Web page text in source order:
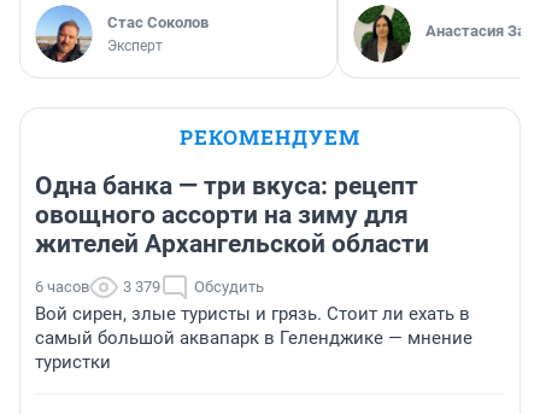
Стас Соколов
Эксперт
Анастасия
РЕКОМЕНДУЕМ
Одна банка — три вкуса: рецепт
овощного ассорти на зиму для
жителей Архангельской области
6 часов 3 379 Обсудить
Вой сирен, злые туристы и грязь. Стоит ли ехать в
самый большой аквапарк в Геленджике — мнение
туристки